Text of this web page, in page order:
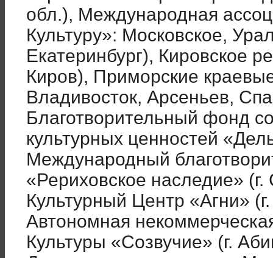
обл.), Международная
Культуру»: Московское,
Екатеринбург), Кировское
Киров), Приморские
Владивосток, Арсеньев,
Благотворительный фонд
культурных ценностей
Международный
«Рериховское наследие» (г.
Культурный Центр «Агни»
Автономная
Культуры «Созвучие» (г.